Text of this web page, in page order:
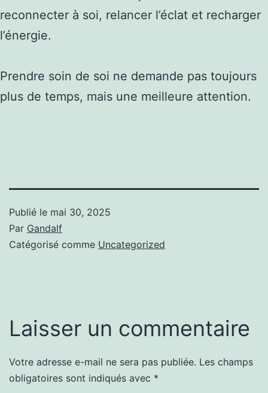
reconnecter à soi, relancer l’éclat et recharger
l’énergie.
Prendre soin de soi ne demande pas toujours
plus de temps, mais une meilleure attention.
Publié le mai 30, 2025
Par Gandalf
Catégorisé comme Uncategorized
Laisser un commentaire
Votre adresse e-mail ne sera pas publiée. Les champs
obligatoires sont indiqués avec *